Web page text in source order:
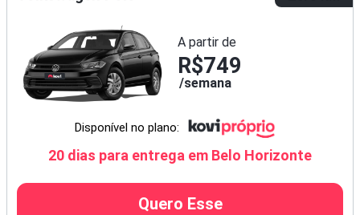
A partir de
R$749
semana
Disponível no plano:
20 dias para entrega em Belo Horizonte
Quero Esse